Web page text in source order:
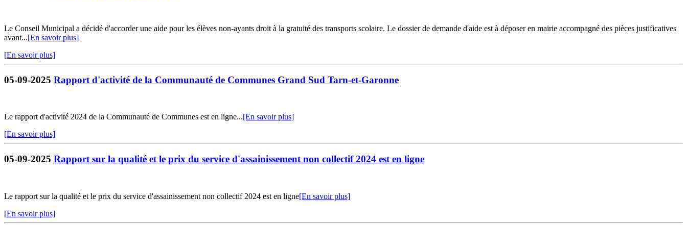
Le Conseil Municipal a décidé d'accorder une aide pour les élèves non-ayants droit à la gratuité des transports scolaire. Le dossier de demande d'aide est à déposer en mairie accompagné des pièces justificatives
avant...[En savoir plus]
[En savoir plus]
05-09-2025 Rapport d'activité de la Communauté de Communes Grand Sud Tarn-et-Garonne
Le rapport d'activité 2024 de la Communauté de Communes est en ligne...[En savoir plus]
[En savoir plus]
05-09-2025 Rapport sur la qualité et le prix du service d'assainissement non collectif 2024 est en ligne
Le rapport sur la qualité et le prix du service d'assainissement non collectif 2024 est en ligne[En savoir plus]
[En savoir plus]